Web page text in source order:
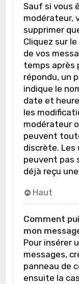
Sauf si vous
modérateur,
supprimer
Cliquez sur
de vos
temps après
répondu, un
indique le
date et
les
modérateur
peuvent
discrète. Les
peuvent pas
déjà reçu
Haut
Comment
mon
Pour insérer
messages,
panneau de
ensuite la